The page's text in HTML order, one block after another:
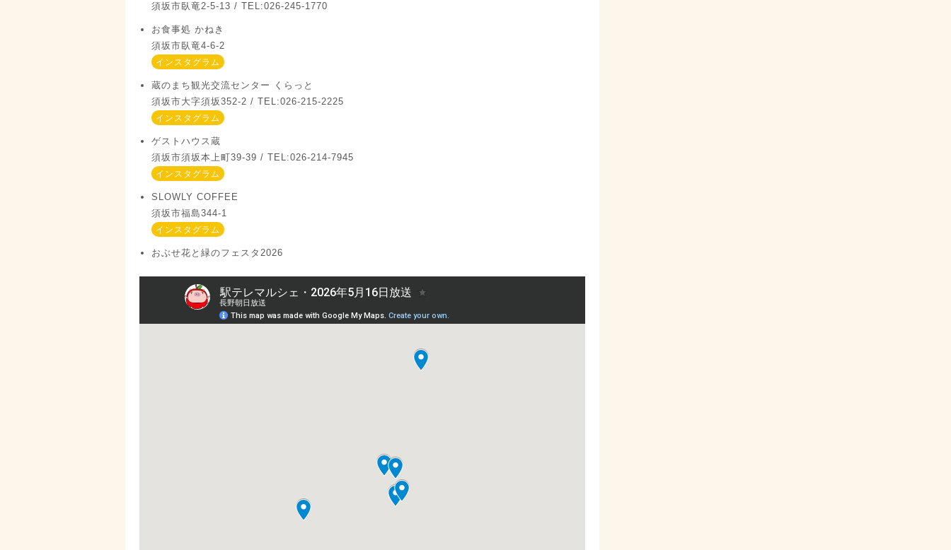
須坂市臥竜2-5-13 / TEL:026-245-1770
お食事処 かねき
須坂市臥竜4-6-2
インスタグラム
蔵のまち観光交流センター くらっと
須坂市大字須坂352-2 / TEL:026-215-2225
インスタグラム
ゲストハウス蔵
須坂市須坂本上町39-39 / TEL:026-214-7945
インスタグラム
SLOWLY COFFEE
須坂市福島344‐1
インスタグラム
おぶせ花と緑のフェスタ2026